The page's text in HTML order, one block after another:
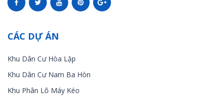
CÁC DỰ ÁN
Khu Dân Cư Hòa Lập
Khu Dân Cư Nam Ba Hòn
Khu Phân Lô Máy Kéo